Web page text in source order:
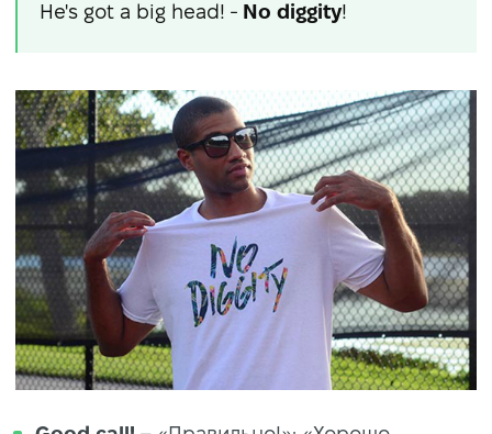
He's got a big head! - No diggity!